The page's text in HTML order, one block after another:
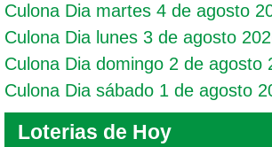
Culona Dia martes 4 de agosto
Culona Dia lunes 3 de agosto
Culona Dia domingo 2 de agosto
Culona Dia sábado 1 de agosto
Loterias de Hoy